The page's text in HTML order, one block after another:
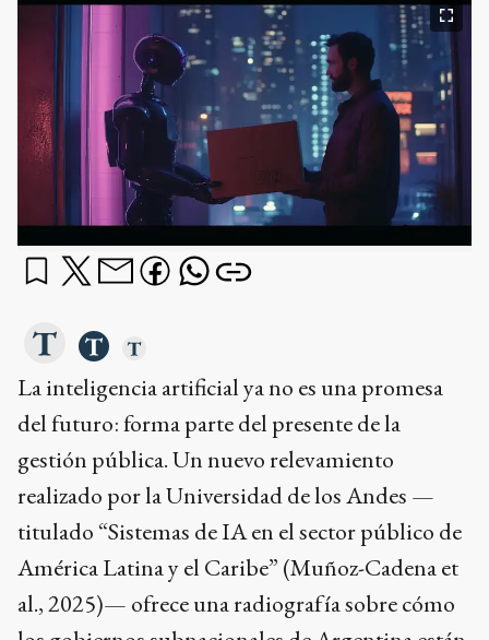
La inteligencia artificial ya no es una promesa
del futuro: forma parte del presente de la
gestión pública. Un nuevo relevamiento
realizado por la Universidad de los Andes —
titulado “Sistemas de IA en el sector público de
América Latina y el Caribe” (Muñoz-Cadena et
al., 2025)— ofrece una radiografía sobre cómo